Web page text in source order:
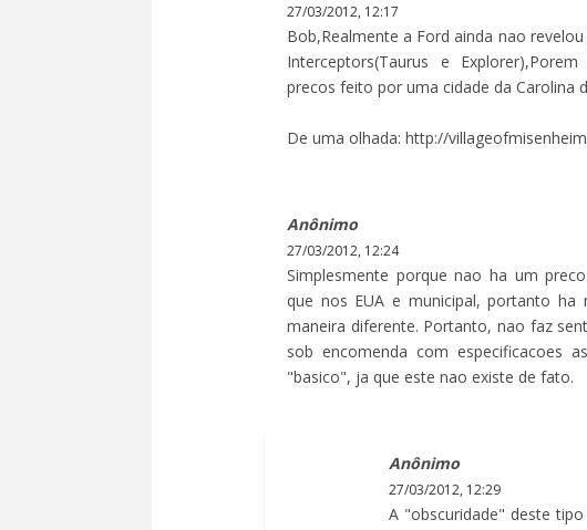
27/03/2012, 12:17
Bob,Realmente a Ford ainda nao
Interceptors(Taurus e
precos feito por uma cidade da Carolina
De uma olhada: http://
Anônimo
27/03/2012, 12:24
Simplesmente porque nao ha um
que nos EUA e municipal, portanto ha
maneira diferente. Portanto, nao faz
sob encomenda com especificacoes
"basico", ja que este nao existe de fato.
Anônimo
27/03/2012, 12:29
A "obscuridade" deste